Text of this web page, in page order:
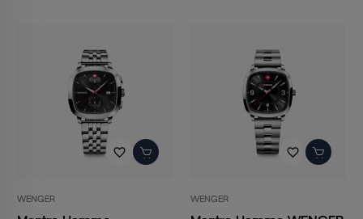
favorite_border
WENGER
favorite_border
WENGER